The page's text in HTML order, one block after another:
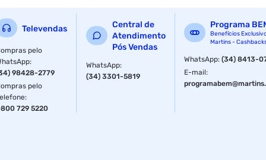
Televendas
pelo
:
98428-2779
pelo
:
729 5220
Central de
Atendimento
Pós Vendas
WhatsApp:
(34) 3301-5819
Programa
Benefícios
Martins -
WhatsApp:(34) 8413-
E-mail: